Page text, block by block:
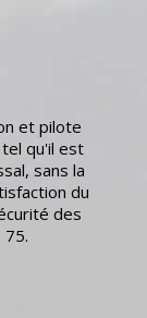
et pilote
tel qu'il est
sans la
du
des
75.